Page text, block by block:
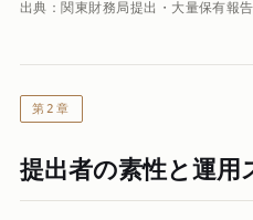
出典：関東財務局提出・大量保有報
第2章
提出者の素性と運用